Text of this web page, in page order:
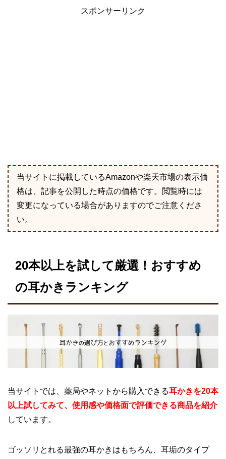
スポンサーリンク
当サイトに掲載しているAmazonや楽天市場の表示価
格は、記事を公開した時点の価格です。閲覧時には
変更になっている場合がありますのでご注意くださ
い。
20本以上を試して厳選！おすすめ
の耳かきランキング
当サイトでは、薬局やネットから購入できる耳かきを20本
以上試してみて、使用感や価格面で評価できる商品を紹介
しています。
ゴッソリとれる最強の耳かきはもちろん、耳垢のタイプ